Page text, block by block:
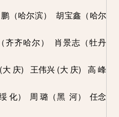
（哈尔滨） 胡宝鑫（哈尔
齐齐哈尔） 肖景志（牡丹
大 庆) 王伟兴 (大 庆) 高 峰
化） 周 璐（黑 河） 任念